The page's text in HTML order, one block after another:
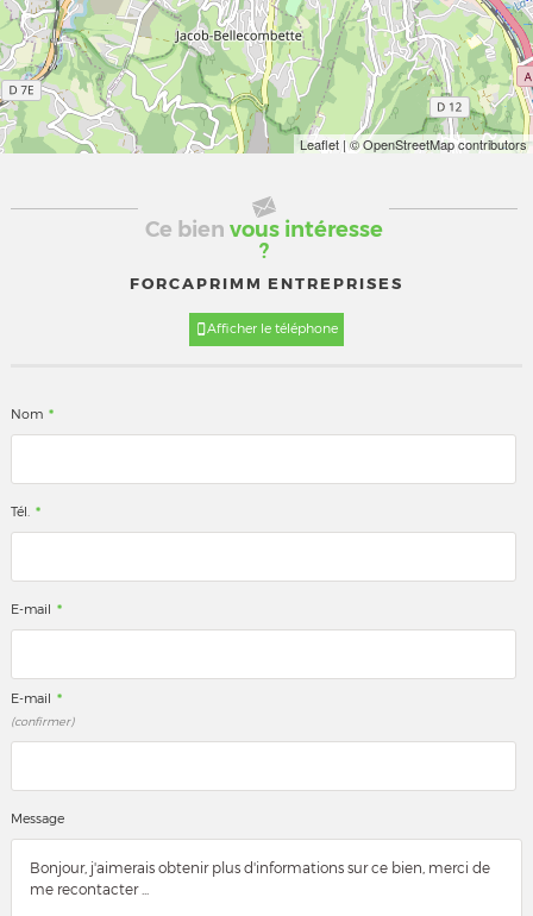
Leaflet | © OpenStreetMap contributors
Ce bien vous intéresse
?
FORCAPRIMM ENTREPRISES
Afficher le téléphone
Nom *
Tél. *
E-mail *
E-mail *
(confirmer)
Message